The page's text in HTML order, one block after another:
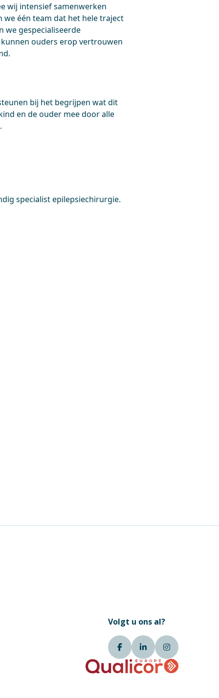
wij intensief samenwerken
we één team dat het hele traject
we gespecialiseerde
ouders erop vertrouwen
bij het begrijpen wat dit
en de ouder mee door alle
specialist epilepsiechirurgie.
Volgt u ons al?